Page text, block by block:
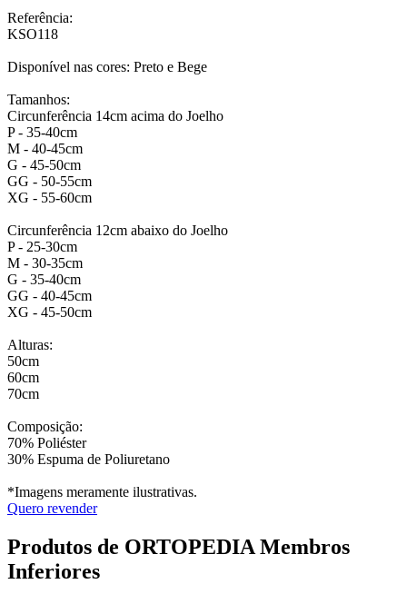
Referência:
KSO118
Disponível nas cores: Preto e Bege
Tamanhos:
Circunferência 14cm acima do Joelho
P - 35-40cm
M - 40-45cm
G - 45-50cm
GG - 50-55cm
XG - 55-60cm
Circunferência 12cm abaixo do Joelho
P - 25-30cm
M - 30-35cm
G - 35-40cm
GG - 40-45cm
XG - 45-50cm
Alturas:
50cm
60cm
70cm
Composição:
70% Poliéster
30% Espuma de Poliuretano
*Imagens meramente ilustrativas.
Quero revender
Produtos de ORTOPEDIA Membros
Inferiores